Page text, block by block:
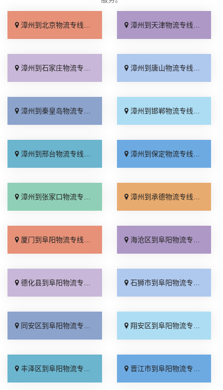
漳州到北京物流专线_收费标准「服务周到」 漳州到天津物流专线_直达特快专线「需要几天」
漳州到石家庄物流专线_专线快运「全境到达」 漳州到唐山物流专线_高速快运「快速响应」
漳州到秦皇岛物流专线_资质齐全「急你所需」 漳州到邯郸物流专线_全境到达「托运放心」
漳州到邢台物流专线_运价行情「高效快运」 漳州到保定物流专线_准时到货「全程直达」
漳州到张家口物流专线_来电咨询「直通专线」 漳州到承德物流专线_收费标准「合同承运」
厦门到阜阳物流专线_要多少钱「限时必达」 海沧区到阜阳物流专线_每日发车「要几天到」
德化县到阜阳物流专线_怎么收费「运保时效」 石狮市到阜阳物流专线_价格实惠「快速直达」
同安区到阜阳物流专线_不随意加价「一站式托运」 翔安区到阜阳物流专线_全境到达「要几天到」
丰泽区到阜阳物流专线_多久时间「需要几天」 晋江市到阜阳物流专线_市县闪送「一站式托运」